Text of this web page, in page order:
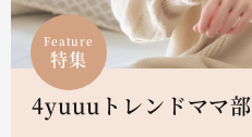
Feature
特集
4yuuuトレンドママ部